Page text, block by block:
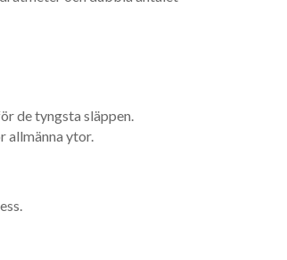
de tyngsta släppen.
allmänna ytor.